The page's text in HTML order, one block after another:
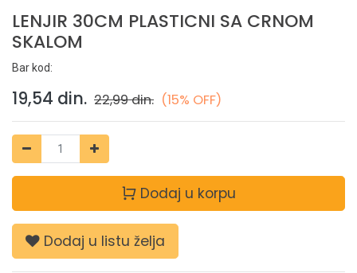
LENJIR 30CM PLASTICNI SA CRNOM
SKALOM
Bar kod:
19,54 din. 22,99din. (15% OFF)
Dodaj u korpu
Dodaj u listu želja